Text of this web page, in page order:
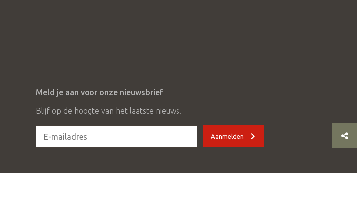
Meld je aan voor onze nieuwsbrief
Blijf op de hoogte van het laatste nieuws.
Aanmelden